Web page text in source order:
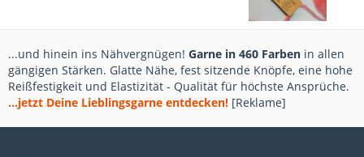
...und hinein ins Nähvergnügen! Garne in 460 Farben in allen
gängigen Stärken. Glatte Nähe, fest sitzende Knöpfe, eine hohe
Reißfestigkeit und Elastizität - Qualität für höchste Ansprüche.
...jetzt Deine Lieblingsgarne entdecken! [Reklame]